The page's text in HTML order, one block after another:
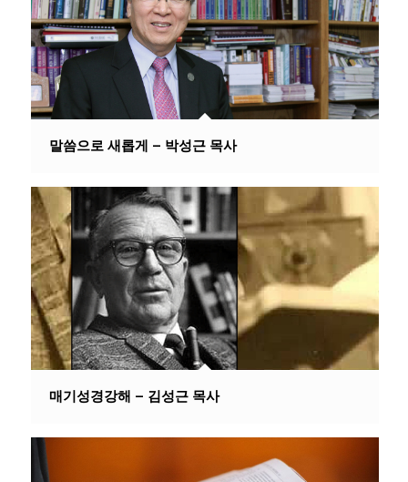
말씀으로 새롭게 – 박성근 목사
매기성경강해 – 김성근 목사